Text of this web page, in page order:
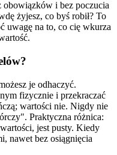
obowiązków i bez poczucia
żyjesz, co byś robił? To
uwagę na to, co cię wkurza
je odhaczyć.
fizycznie i przekraczać
wartości nie. Nigdy nie
Praktyczna różnica:
jest pusty. Kiedy
nawet bez osiągnięcia